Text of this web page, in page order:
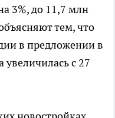
3%, до 11,7 млн
тем, что
в предложении в
увеличилась с 27